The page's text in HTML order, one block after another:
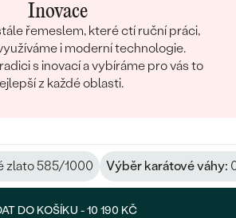
Inovace
řemeslem, které ctí ruční práci,
i moderní technologie.
s inovací a vybíráme pro vás to
z každé oblasti.
zlato 585/1000 Výběr karátové váhy:
DO KOŠÍKU -10 190 KČ